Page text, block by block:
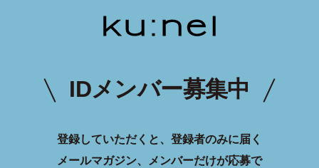
IDメンバー募集中
登録していただくと、登録者のみに届く
メールマガジン、メンバーだけが応募で